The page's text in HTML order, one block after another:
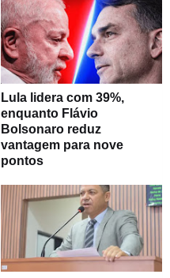
Lula lidera com 39%,
enquanto Flávio
Bolsonaro reduz
vantagem para nove
pontos